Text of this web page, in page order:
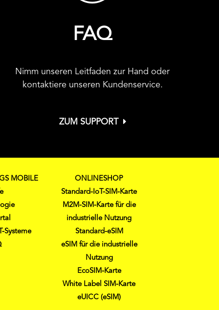
FAQ
Nimm unseren Leitfaden zur Hand oder
kontaktiere unseren Kundenservice.
ZUM SUPPORT
MOBILE
Systeme
ONLINESHOP
Standard-IoT-SIM-Karte
M2M-SIM-Karte für die
industrielle Nutzung
Standard-eSIM
eSIM für die industrielle
Nutzung
EcoSIM-Karte
White Label SIM-Karte
eUICC (eSIM)